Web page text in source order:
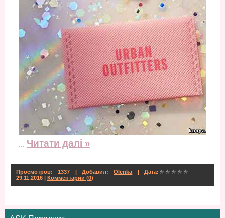
... Читати далі »
Просмотров: 1337 | Добавил:Olenka | Дата:
29.11.2016| Комментарии (0)